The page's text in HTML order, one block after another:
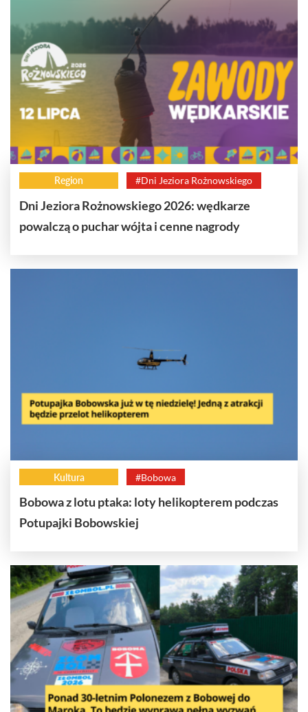
Region #Dni Jeziora Rożnowskiego
Dni Jeziora Rożnowskiego 2026: wędkarze
powalczą o puchar wójta i cenne nagrody
Kultura #Bobowa
Bobowa z lotu ptaka: loty helikopterem podczas
Potupajki Bobowskiej